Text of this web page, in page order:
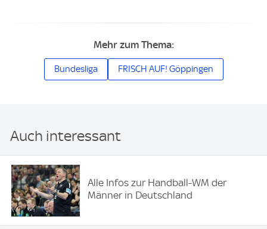
Mehr zum Thema:
Bundesliga FRISCH AUF! Göppingen
Auch interessant
Alle Infos zur Handball-WM der
Männer in Deutschland